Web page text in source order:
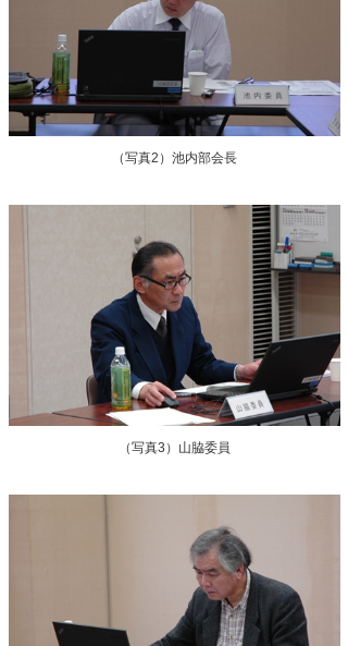
（写真2）池内部会長
（写真3）山脇委員